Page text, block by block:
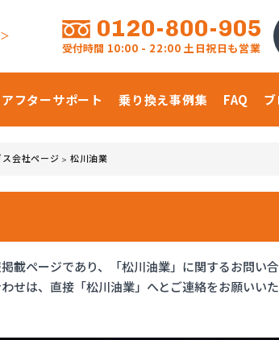
0120-800-905
受付時間 10:00 - 22:00 土日祝日も営業
フターサポート 乗り換え事例集 FAQ
ス会社ページ > 松川油業
載ページであり、「松川油業」に関するお問い
せは、直接「松川油業」へとご連絡をお願いいた